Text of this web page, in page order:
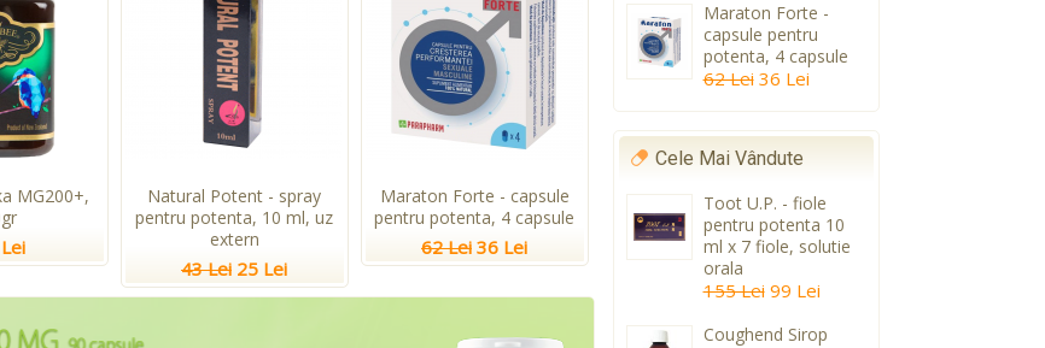
MG200+,
Natural Potent - spray
pentru potenta, 10 ml, uz
extern
43 Lei 25 Lei
Maraton Forte - capsule
pentru potenta, 4 capsule
62 Lei 36 Lei
Maraton Forte -
capsule pentru
potenta, 4 capsule
62 Lei 36 Lei
Cele Mai Vândute
Toot U.P. - fiole
pentru potenta 10
ml x 7 fiole, solutie
orala
155 Lei 99 Lei
Coughend Sirop